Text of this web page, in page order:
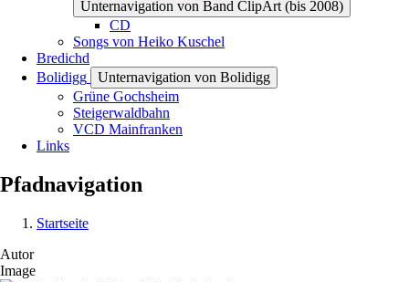
Unternavigation von Band ClipArt (bis 2008)
CD
Songs von Heiko Kuschel
Bredichd
Bolidigg
Unternavigation von Bolidigg
Grüne Gochsheim
Steigerwaldbahn
VCD Mainfranken
Links
Pfadnavigation
Startseite
Autor
Image